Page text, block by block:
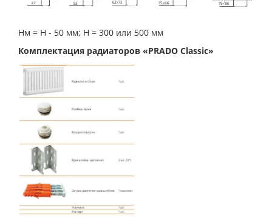
Нм = Н - 50 мм; Н = 300 или 500 мм
Комплектация радиаторов «PRADO Classic»